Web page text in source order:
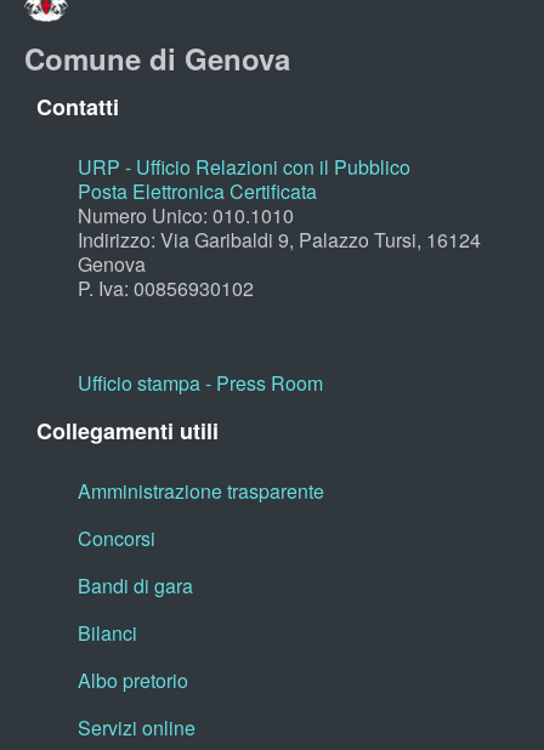
Comune di Genova
Contatti
URP - Ufficio Relazioni con il Pubblico
Posta Elettronica Certificata
Numero Unico: 010.1010
Indirizzo: Via Garibaldi 9, Palazzo Tursi, 16124
Genova
P. Iva: 00856930102
Ufficio stampa - Press Room
Collegamenti utili
Amministrazione trasparente
Concorsi
Bandi di gara
Bilanci
Albo pretorio
Servizi online